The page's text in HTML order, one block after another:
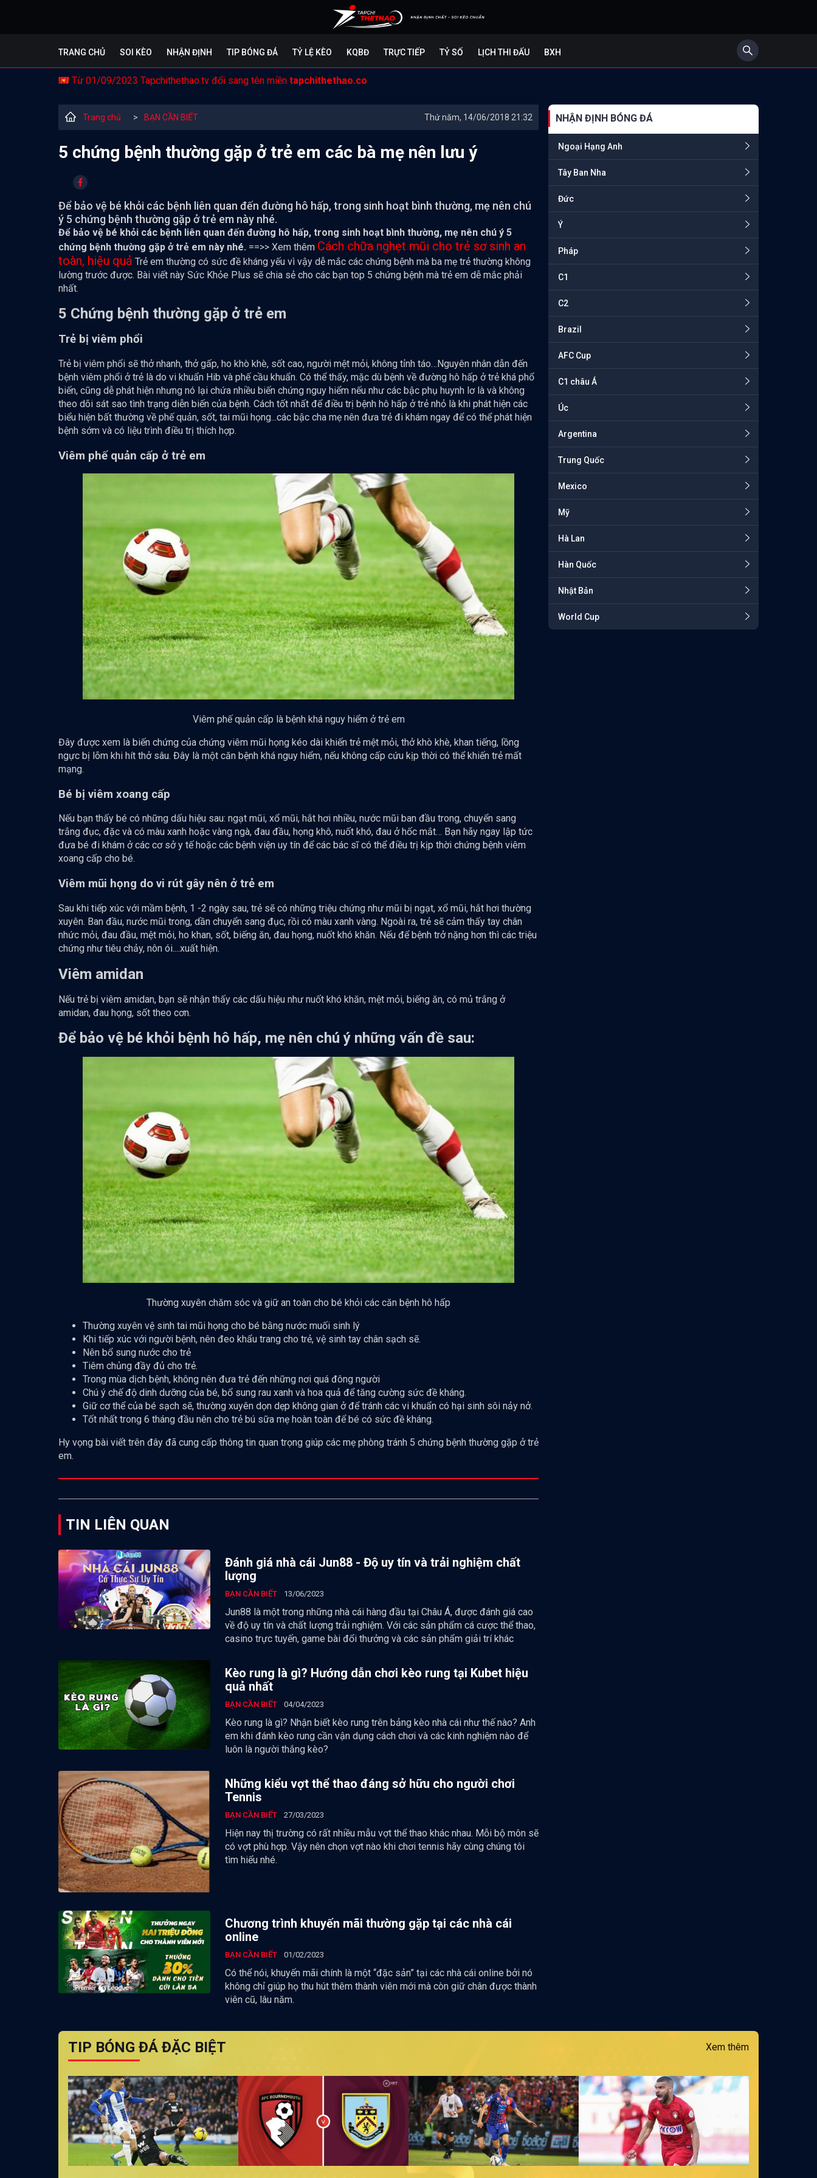
TRANG CHỦ SOI KÈO NHẬN ĐỊNH TIP BÓNG ĐÁ TỶ LỆ KÈO KQBĐ TRỰC TIẾP TỶ SỐ LỊCH THI ĐẤU BXH
Từ 01/09/2023 Tapchithethao.tv đổi sang tên miền tapchithethao.co
Trang chủ > BẠN CẦN BIẾT Thứ năm, 14/06/2018 21:32
5 chứng bệnh thường gặp ở trẻ em các bà mẹ nên lưu ý
Để bảo vệ bé khỏi các bệnh liên quan đến đường hô hấp, trong sinh hoạt bình thường, mẹ nên chú
ý 5 chứng bệnh thường gặp ở trẻ em này nhé.
Để bảo vệ bé khỏi các bệnh liên quan đến đường hô hấp, trong sinh hoạt bình thường, mẹ nên chú ý 5
chứng bệnh thường gặp ở trẻ em này nhé. ==>> Xem thêm Cách chữa nghẹt mũi cho trẻ sơ sinh an
toàn, hiệu quả Trẻ em thường có sức đề kháng yếu vì vậy dễ mắc các chứng bệnh mà ba mẹ trẻ thường không
lường trước được. Bài viết này Sức Khỏe Plus sẽ chia sẻ cho các bạn top 5 chứng bệnh mà trẻ em dễ mắc phải
nhất.
5 Chứng bệnh thường gặp ở trẻ em
Trẻ bị viêm phổi
Trẻ bị viêm phổi sẽ thở nhanh, thở gấp, ho khò khè, sốt cao, người mệt mỏi, không tỉnh táo…Nguyên nhân dẫn đến
bệnh viêm phổi ở trẻ là do vi khuẩn Hib và phế cầu khuẩn. Có thể thấy, mặc dù bệnh về đường hô hấp ở trẻ khá phổ
biến, cũng dễ phát hiện nhưng nó lại chứa nhiều biến chứng nguy hiểm nếu như các bậc phụ huynh lơ là và không
theo dõi sát sao tình trạng diễn biến của bệnh. Cách tốt nhất để điều trị bệnh hô hấp ở trẻ nhỏ là khi phát hiện các
biểu hiện bất thường về phế quản, sốt, tai mũi họng...các bậc cha mẹ nên đưa trẻ đi khám ngay để có thể phát hiện
bệnh sớm và có liệu trình điều trị thích hợp.
Viêm phế quản cấp ở trẻ em
Viêm phế quản cấp là bệnh khá nguy hiểm ở trẻ em
Đây được xem là biến chứng của chứng viêm mũi họng kéo dài khiến trẻ mệt mỏi, thở khò khè, khan tiếng, lồng
ngực bị lõm khi hít thở sâu. Đây là một căn bệnh khá nguy hiểm, nếu không cấp cứu kịp thời có thể khiến trẻ mất
mạng.
Bé bị viêm xoang cấp
Nếu bạn thấy bé có những dấu hiệu sau: ngạt mũi, xổ mũi, hắt hơi nhiều, nước mũi ban đầu trong, chuyển sang
trắng đục, đặc và có màu xanh hoặc vàng ngà, đau đầu, họng khô, nuốt khó, đau ở hốc mắt… Bạn hãy ngay lập tức
đưa bé đi khám ở các cơ sở y tế hoặc các bệnh viện uy tín để các bác sĩ có thể điều trị kịp thời chứng bệnh viêm
xoang cấp cho bé.
Viêm mũi họng do vi rút gây nên ở trẻ em
Sau khi tiếp xúc với mầm bệnh, 1 -2 ngày sau, trẻ sẽ có những triệu chứng như mũi bị ngạt, xổ mũi, hắt hơi thường
xuyên. Ban đầu, nước mũi trong, dần chuyển sang đục, rồi có màu xanh vàng. Ngoài ra, trẻ sẽ cảm thấy tay chân
nhức mỏi, đau đầu, mệt mỏi, ho khan, sốt, biếng ăn, đau họng, nuốt khó khăn. Nếu để bệnh trở nặng hơn thì các triệu
chứng như tiêu chảy, nôn ói....xuất hiện.
Viêm amidan
Nếu trẻ bị viêm amidan, bạn sẽ nhận thấy các dấu hiệu như nuốt khó khăn, mệt mỏi, biếng ăn, có mủ trắng ở
amidan, đau họng, sốt theo cơn.
Để bảo vệ bé khỏi bệnh hô hấp, mẹ nên chú ý những vấn đề sau:
Thường xuyên chăm sóc và giữ an toàn cho bé khỏi các căn bệnh hô hấp
Thường xuyên vệ sinh tai mũi họng cho bé bằng nước muối sinh lý
Khi tiếp xúc với người bệnh, nên đeo khẩu trang cho trẻ, vệ sinh tay chân sạch sẽ.
Nên bổ sung nước cho trẻ
Tiêm chủng đầy đủ cho trẻ.
Trong mùa dịch bệnh, không nên đưa trẻ đến những nơi quá đông người
Chú ý chế độ dinh dưỡng của bé, bổ sung rau xanh và hoa quả để tăng cường sức đề kháng.
Giữ cơ thể của bé sạch sẽ, thường xuyên dọn dẹp không gian ở để tránh các vi khuẩn có hại sinh sôi nảy nở.
Tốt nhất trong 6 tháng đầu nên cho trẻ bú sữa mẹ hoàn toàn để bé có sức đề kháng.
Hy vọng bài viết trên đây đã cung cấp thông tin quan trọng giúp các mẹ phòng tránh 5 chứng bệnh thường gặp ở trẻ
em.
TIN LIÊN QUAN
Đánh giá nhà cái Jun88 - Độ uy tín và trải nghiệm chất
lượng
BẠN CẦN BIẾT 13/06/2023
Jun88 là một trong những nhà cái hàng đầu tại Châu Á, được đánh giá cao
về độ uy tín và chất lượng trải nghiệm. Với các sản phẩm cá cược thể thao,
casino trực tuyến, game bài đổi thưởng và các sản phẩm giải trí khác
Kèo rung là gì? Hướng dẫn chơi kèo rung tại Kubet hiệu
quả nhất
BẠN CẦN BIẾT 04/04/2023
Kèo rung là gì? Nhận biết kèo rung trên bảng kèo nhà cái như thế nào? Anh
em khi đánh kèo rung cần vận dụng cách chơi và các kinh nghiệm nào để
luôn là người thắng kèo?
Những kiểu vợt thể thao đáng sở hữu cho người chơi
Tennis
BẠN CẦN BIẾT 27/03/2023
Hiện nay thị trường có rất nhiều mẫu vợt thể thao khác nhau. Mỗi bộ môn sẽ
có vợt phù hợp. Vậy nên chọn vợt nào khi chơi tennis hãy cùng chúng tôi
tìm hiểu nhé.
Chương trình khuyến mãi thường gặp tại các nhà cái
online
BẠN CẦN BIẾT 01/02/2023
Có thể nói, khuyến mãi chính là một “đặc sản” tại các nhà cái online bởi nó
không chỉ giúp họ thu hút thêm thành viên mới mà còn giữ chân được thành
viên cũ, lâu năm.
NHẬN ĐỊNH BÓNG ĐÁ
Ngoại Hạng Anh
Tây Ban Nha
Đức
Ý
Pháp
C1
C2
Brazil
AFC Cup
C1 châu Á
Úc
Argentina
Trung Quốc
Mexico
Mỹ
Hà Lan
Hàn Quốc
Nhật Bản
World Cup
TIP BÓNG ĐÁ ĐẶC BIỆT Xem thêm